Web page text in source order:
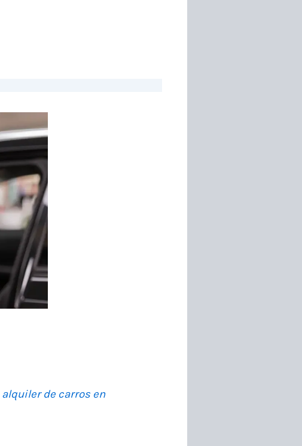
alquiler de carros en